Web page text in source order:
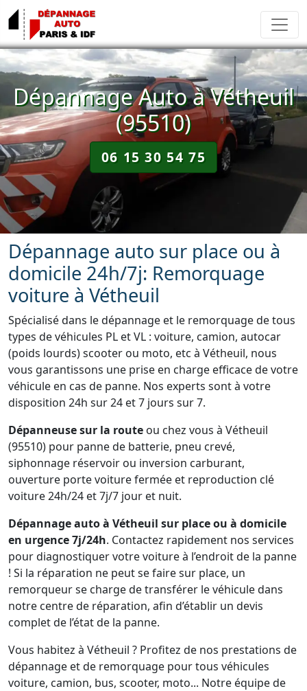
Dépannage Auto à Vétheuil
(95510)
06 15 30 54 75
Dépannage auto sur place ou à
domicile 24h/7j: Remorquage
voiture à Vétheuil
Spécialisé dans le dépannage et le remorquage de tous
types de véhicules PL et VL : voiture, camion, autocar
(poids lourds) scooter ou moto, etc à Vétheuil, nous
vous garantissons une prise en charge efficace de votre
véhicule en cas de panne. Nos experts sont à votre
disposition 24h sur 24 et 7 jours sur 7.
Dépanneuse sur la route ou chez vous à Vétheuil
(95510) pour panne de batterie, pneu crevé,
siphonnage réservoir ou inversion carburant,
ouverture porte voiture fermée et reproduction clé
voiture 24h/24 et 7j/7 jour et nuit.
Dépannage auto à Vétheuil sur place ou à domicile
en urgence 7j/24h. Contactez rapidement nos services
pour diagnostiquer votre voiture à l’endroit de la panne
! Si la réparation ne peut se faire sur place, un
remorqueur se charge de transférer le véhicule dans
notre centre de réparation, afin d’établir un devis
complet de l’état de la panne.
Vous habitez à Vétheuil ? Profitez de nos prestations de
dépannage et de remorquage pour tous véhicules
voiture, camion, bus, scooter, moto... Notre équipe de